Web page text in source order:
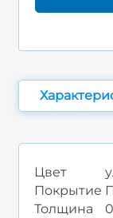
Цвет
Покрытие
Толщина